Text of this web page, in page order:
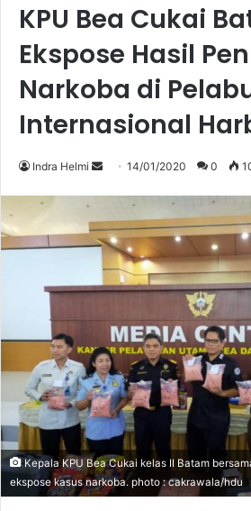
KPU Bea Cukai
Ekspose Hasil
Narkoba di
Internasional
Indra Helmi
Send14/01/2020 0
Kepala KPU Bea Cukai kelas II Batam
ekspose kasus narkoba. photo : cakrawala/hdu